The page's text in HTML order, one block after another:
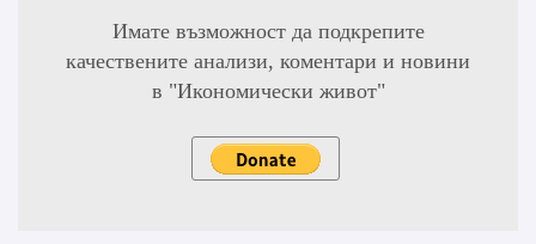
Имате възможност да подкрепите
качествените анализи, коментари и новини
в "Икономически живот"